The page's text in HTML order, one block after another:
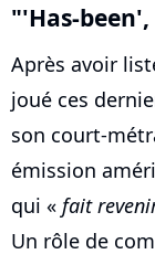
"'Has-
Après avoir
joué ces
son court-
émission
qui « fait
Un rôle de